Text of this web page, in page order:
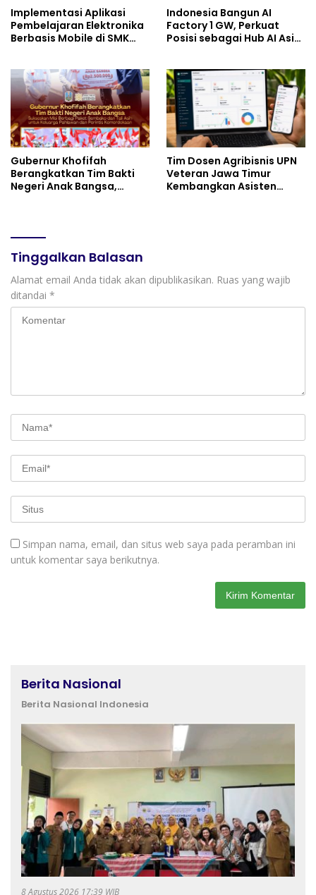
Implementasi Aplikasi
Pembelajaran Elektronika
Berbasis Mobile di SMK
dan Inovasi Pembelajaran
Indonesia Bangun AI
Factory 1 GW, Perkuat
Posisi sebagai Hub AI Asia
Gubernur Khofifah
Berangkatkan Tim Bakti
Negeri Anak Bangsa,
Tim Dosen Agribisnis UPN
Veteran Jawa Timur
Kembangkan Asisten
Tinggalkan Balasan
Alamat email Anda tidak akan dipublikasikan. Ruas yang wajib
ditandai *
Simpan nama, email, dan situs web saya pada peramban ini
untuk komentar saya berikutnya.
Berita Nasional
Berita Nasional Indonesia
8 Agustus 2026 17:39 WIB